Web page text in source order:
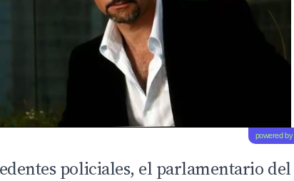
powered by
policiales, el parlamentario del